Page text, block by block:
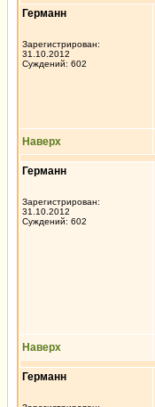
Германн
Зарегистрирован:
31.10.2012
Суждений: 602
Наверх
Германн
Зарегистрирован:
31.10.2012
Суждений: 602
Наверх
Германн